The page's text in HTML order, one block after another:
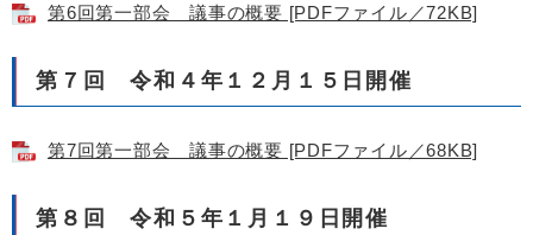
第6回第一部会 議事の概要 [PDFファイル／72KB]
第７回 令和４年１２月１５日開催
第7回第一部会 議事の概要 [PDFファイル／68KB]
第８回 令和５年１月１９日開催